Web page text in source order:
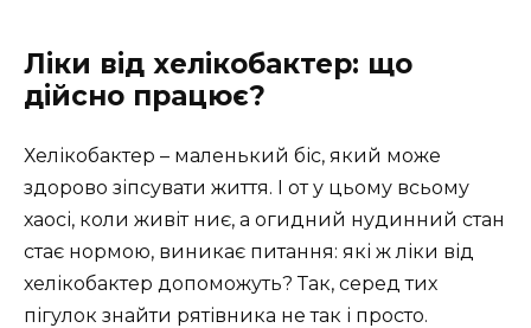
Ліки від хелікобактер: що
дійсно працює?
Хелікобактер – маленький біс, який може
здорово зіпсувати життя. І от у цьому всьому
хаосі, коли живіт ниє, а огидний нудинний стан
стає нормою, виникає питання: які ж ліки від
хелікобактер допоможуть? Так, серед тих
пігулок знайти рятівника не так і просто.